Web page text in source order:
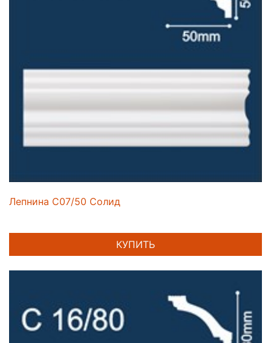
Лепнина C07/50 Солид
КУПИТЬ